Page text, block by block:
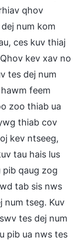
qhov
num kom
ces kuv thiaj
kev xav no
tes dej num
feem
zoo thiab ua
thiab cov
kev ntseeg,
tau hais lus
pib qaug zog
tab sis nws
num tseg. Kuv
tes dej num
pib ua nws tes